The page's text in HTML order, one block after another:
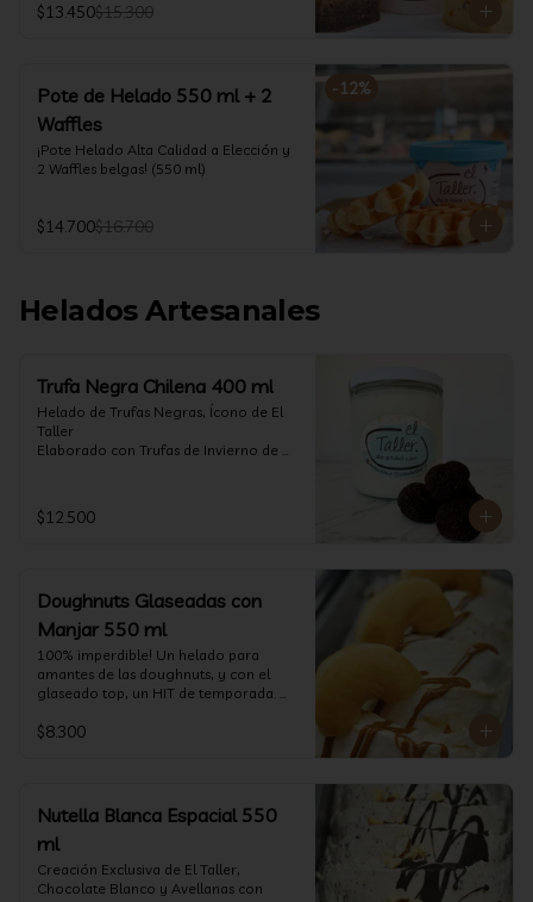
$13.450$15.300
-12%
Pote de Helado 550 ml + 2
Waffles
¡Pote Helado Alta Calidad a Elección y
2 Waffles belgas! (550 ml)
$14.700$16.700
Helados Artesanales
Trufa Negra Chilena 400 ml
Helado de Trufas Negras, Ícono de El
Taller
Elaborado con Trufas de Invierno de
cremoso y con un delicado proceso
para obtener una experiencia
esta Edición es muy Limitada,
aproveche ya de vivir esta fantástica
experiencia!!
Ya disponible en www.eltallerchile.cl
$12.500
Doughnuts Glaseadas con
Manjar 550 ml
100% imperdible! Un helado para
amantes de las doughnuts, y con el
glaseado top, un HIT de temporada.
$8.300
Nutella Blanca Espacial 550
ml
Creación Exclusiva de El Taller,
Chocolate Blanco y Avellanas con